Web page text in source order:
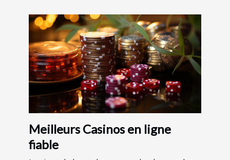
Meilleurs Casinos en ligne
fiable